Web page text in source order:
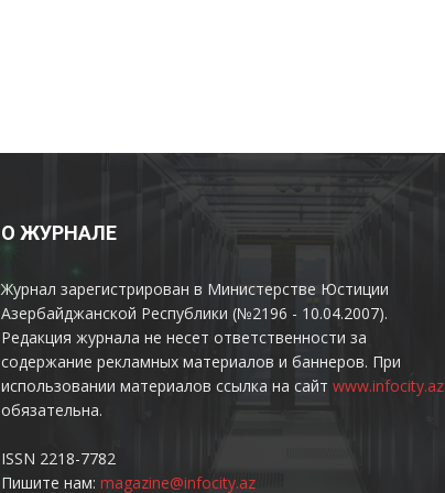
О ЖУРНАЛЕ
Журнал зарегистрирован в Министерстве Юстиции
Азербайджанской Республики (№2196 - 10.04.2007).
Редакция журнала не несет ответственности за
содержание рекламных материалов и баннеров. При
использовании материалов ссылка на сайт www.infocity.az
обязательна.
ISSN 2218-7782
Пишите нам: magazine@infocity.az